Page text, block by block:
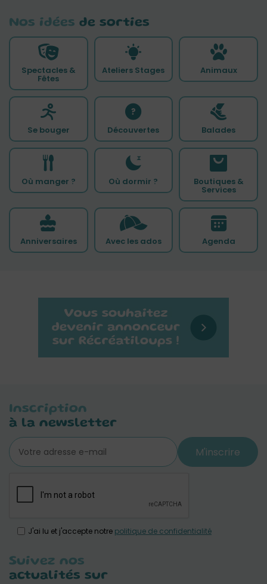
Nos idées de sorties
Spectacles &
Fêtes
Ateliers Stages Animaux
Se bouger Découvertes Balades
Où manger ? Où dormir ? Boutiques &
Services
Anniversaires Avec les ados Agenda
Inscription
à la newsletter
M'inscrire
J'ai lu et j'accepte notre politique de confidentialité
Suivez nos
actualités sur